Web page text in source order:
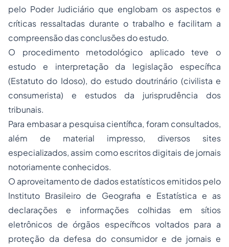
pelo Poder Judiciário que englobam os aspectos e
críticas ressaltadas durante o trabalho e facilitam a
compreensão das conclusões do estudo.
O procedimento metodológico aplicado teve o
estudo e interpretação da legislação específica
(Estatuto do Idoso), do estudo doutrinário (civilista e
consumerista) e estudos da jurisprudência dos
tribunais.
Para embasar a pesquisa científica, foram consultados,
além de material impresso, diversos sites
especializados, assim como escritos digitais de jornais
notoriamente conhecidos.
O aproveitamento de dados estatísticos emitidos pelo
Instituto Brasileiro de Geografia e Estatística e as
declarações e informações colhidas em sítios
eletrônicos de órgãos específicos voltados para a
proteção da defesa do consumidor e de jornais e